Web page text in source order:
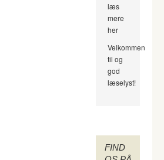
læs
mere
her
Velkommen
til og
god
læselyst!
FIND